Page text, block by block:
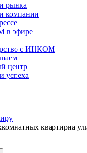
рынка
компании
эфире
с ИНКОМ
центр
успеха
квартирна